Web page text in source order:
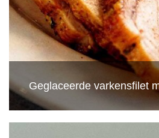
Geglaceerde varkensfilet